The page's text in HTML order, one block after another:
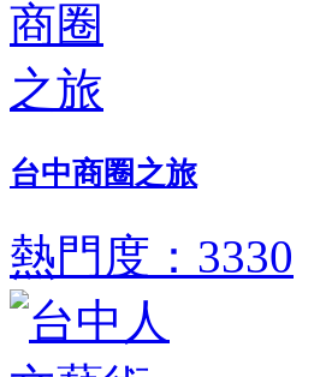
台中商圈之旅
熱門度：3330